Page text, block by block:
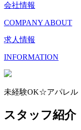
会社情報
COMPANY ABOUT
求人情報
INFORMATION
未経験OK☆アパレル
スタッフ紹介